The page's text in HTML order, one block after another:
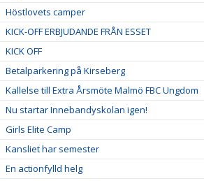
Höstlovets camper
KICK-OFF ERBJUDANDE FRÅN ESSET
KICK OFF
Betalparkering på Kirseberg
Kallelse till Extra Årsmöte Malmö FBC Ungdom
Nu startar Innebandyskolan igen!
Girls Elite Camp
Kansliet har semester
En actionfylld helg